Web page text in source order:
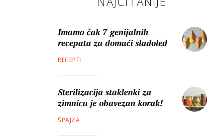
Imamo čak 7 genijalnih
recepata za domaći sladoled
RECEPTI
Sterilizacija staklenki za
zimnicu je obavezan korak!
ŠPAJZA